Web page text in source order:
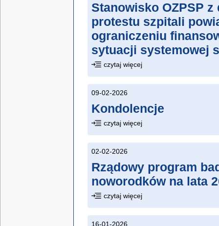
Stanowisko OZPSP
protestu szpitali
ograniczeniu
sytuacji systemowej
czytaj więcej
09-02-2026
Kondolencje
czytaj więcej
02-02-2026
Rządowy program
noworodków na lata
czytaj więcej
16-01-2026